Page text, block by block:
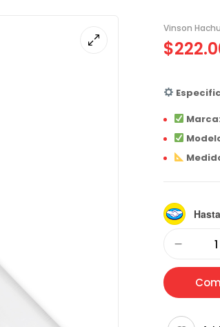
Vinson
$
Marca: